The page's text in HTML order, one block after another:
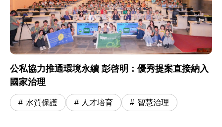
公私協力推通環境永續 彭啓明：優秀提案直接納入
國家治理
水質保護 人才培育 智慧治理